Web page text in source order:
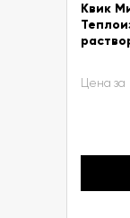
Квик
Цена за